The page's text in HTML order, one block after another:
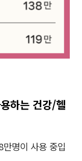
하는 건강/헬
명이 사용 중입